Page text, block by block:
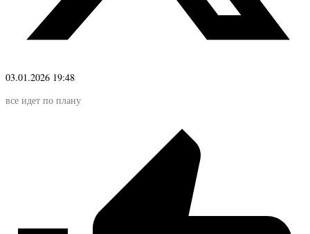
03.01.2026 19:48
все идет по плану